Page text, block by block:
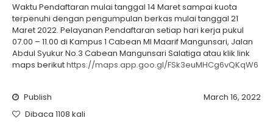
Waktu Pendaftaran mulai tanggal 14 Maret sampai kuota
terpenuhi dengan pengumpulan berkas mulai tanggal 21
Maret 2022. Pelayanan Pendaftaran setiap hari kerja pukul
07.00 – 11.00 di Kampus 1 Cabean MI Maarif Mangunsari, Jalan
Abdul Syukur No.3 Cabean Mangunsari Salatiga atau klik link
maps berikuthttps://maps.app.goo.gl/FSk3euMHCg6vQKqW6
Publish
March 16, 2022
Dibaca 1108 kali